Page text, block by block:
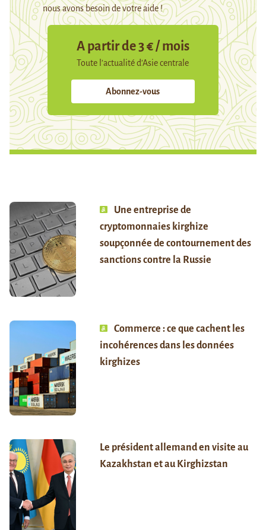
nous avons besoin de votre aide !
A partir de 3 € / mois
Toute l’actualité d’Asie centrale
Abonnez-vous
Une entreprise de
cryptomonnaies kirghize
soupçonnée de contournement des
sanctions contre la Russie
Commerce : ce que cachent les
incohérences dans les données
kirghizes
Le président allemand en visite au
Kazakhstan et au Kirghizstan